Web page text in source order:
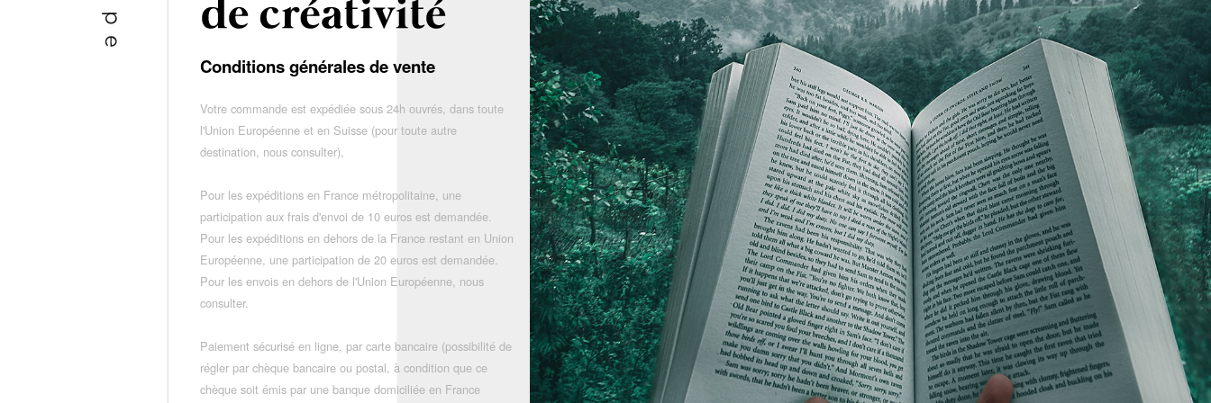
Conditions générales de vente
Votre commande est expédiée sous 24h ouvrés, dans toute
l'Union Européenne et en Suisse (pour toute autre
destination, nous consulter),
Pour les expéditions en France métropolitaine, une
participation aux frais d'envoi de 10 euros est demandée.
Pour les expéditions en dehors de la France restant en Union
Européenne, une participation de 20 euros est demandée.
Pour les envois en dehors de l'Union Européenne, nous
consulter.
Paiement sécurisé en ligne, par carte bancaire (possibilité de
régler par chèque bancaire ou postal, à condition que ce
chèque soit émis par une banque domiciliée en France